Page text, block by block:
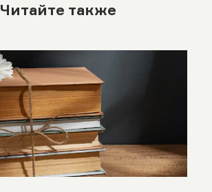
Читайте также